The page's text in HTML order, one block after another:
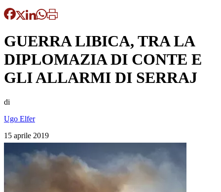
GUERRA LIBICA, TRA LA
DIPLOMAZIA DI CONTE E
GLI ALLARMI DI SERRAJ
di
Ugo Elfer
15 aprile 2019